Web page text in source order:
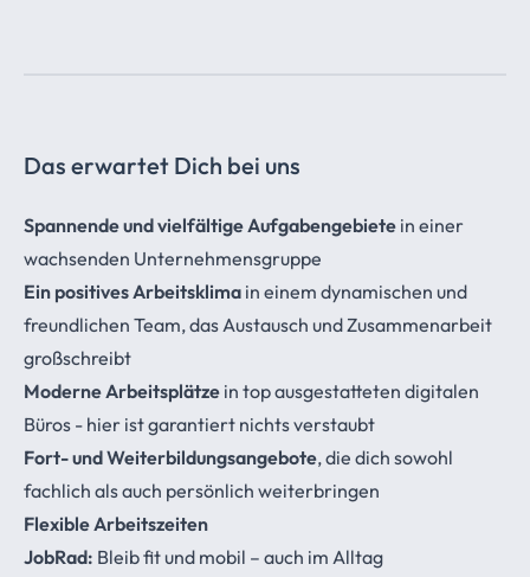
Das erwartet Dich bei uns
Spannende und vielfältige Aufgabengebiete in einer
wachsenden Unternehmensgruppe
Ein positives Arbeitsklima in einem dynamischen und
freundlichen Team, das Austausch und Zusammenarbeit
großschreibt
Moderne Arbeitsplätze in top ausgestatteten digitalen
Büros - hier ist garantiert nichts verstaubt
Fort- und Weiterbildungsangebote, die dich sowohl
fachlich als auch persönlich weiterbringen
Flexible Arbeitszeiten
JobRad: Bleib fit und mobil – auch im Alltag